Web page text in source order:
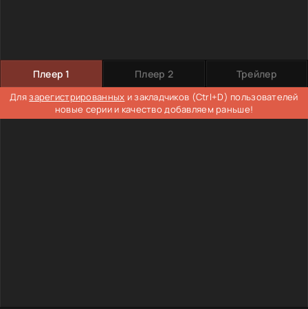
Плеер 1 Плеер 2 Трейлер
Длязарегистрированных и закладчиков (Ctrl+D) пользователей
новые серии и качество добавляем раньше!